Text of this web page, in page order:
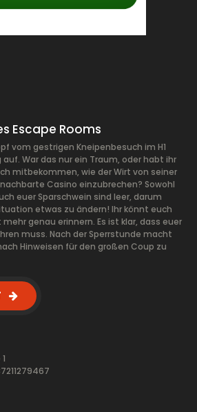
Escape Rooms
vom gestrigen Kneipenbesuch im H1
War das nur ein Traum, oder habt ihr
mitbekommen, wie der Wirt von seiner
Casino einzubrechen? Sowohl
euer Sparschwein sind leer, darum
etwas zu ändern! Ihr könnt euch
genau erinnern. Es ist klar, dass euer
muss. Nach der Sperrstunde macht
Hinweisen für den großen Coup zu